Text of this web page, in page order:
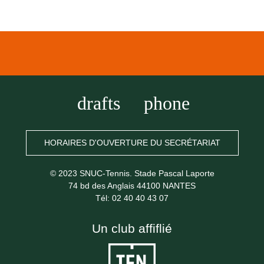
drafts phone
HORAIRES D'OUVERTURE DU SECRÉTARIAT
© 2023 SNUC-Tennis. Stade Pascal Laporte
74 bd des Anglais 44100 NANTES
Tél: 02 40 40 43 07
Un club affiflié